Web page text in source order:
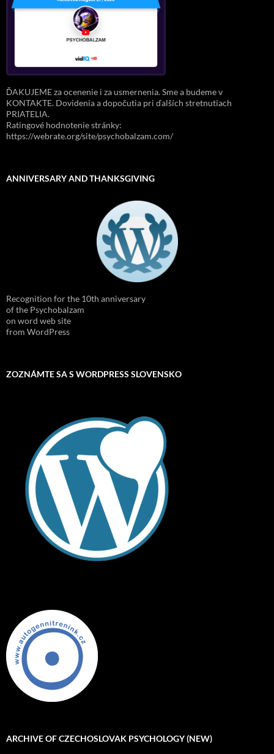
ĎAKUJEME za ocenenie i za usmernenia. Sme a budeme v
KONTAKTE. Dovidenia a dopočutia pri ďalších stretnutiach
PRIATELIA.
Ratingové hodnotenie stránky:
https://webrate.org/site/psychobalzam.com/
ANNIVERSARY AND THANKSGIVING
Recognition for the 10th anniversary
of the Psychobalzam
on word web site
from WordPress
ZOZNÁMTE SA S WORDPRESS SLOVENSKO
ARCHIVE OF CZECHOSLOVAK PSYCHOLOGY (NEW)